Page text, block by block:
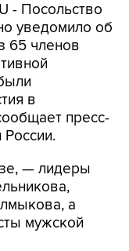
- Посольство
уведомило об
65 членов
в
пресс-
— лидеры
а
мужской